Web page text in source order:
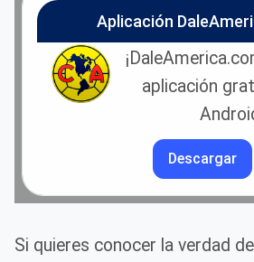
Aplicación
aplicación
Descargar
Si quieres conocer la verdad